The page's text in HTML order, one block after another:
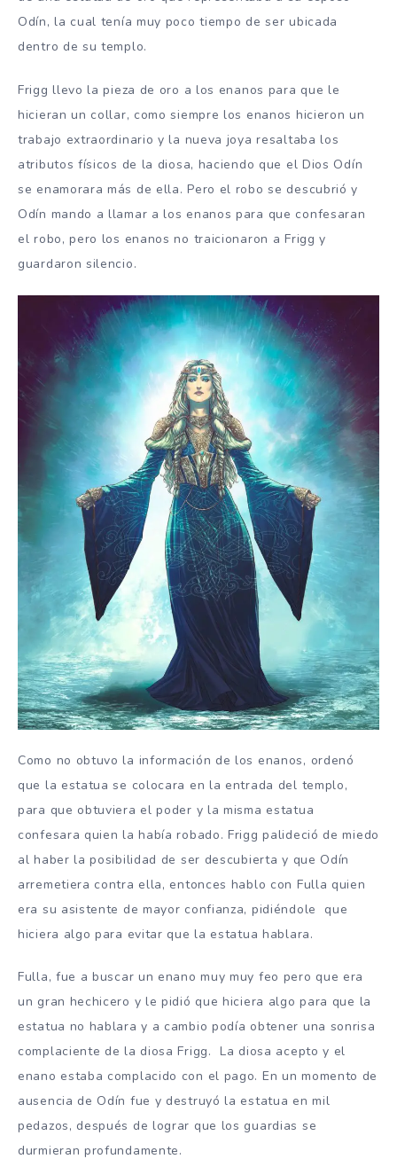
Odín, la cual tenía muy poco tiempo de ser ubicada
dentro de su templo.
Frigg llevo la pieza de oro a los enanos para que le
hicieran un collar, como siempre los enanos hicieron un
trabajo extraordinario y la nueva joya resaltaba los
atributos físicos de la diosa, haciendo que el Dios Odín
se enamorara más de ella. Pero el robo se descubrió y
Odín mando a llamar a los enanos para que confesaran
el robo, pero los enanos no traicionaron a Frigg y
guardaron silencio.
Como no obtuvo la información de los enanos, ordenó
que la estatua se colocara en la entrada del templo,
para que obtuviera el poder y la misma estatua
confesara quien la había robado. Frigg palideció de miedo
al haber la posibilidad de ser descubierta y que Odín
arremetiera contra ella, entonces hablo con Fulla quien
era su asistente de mayor confianza, pidiéndole que
hiciera algo para evitar que la estatua hablara.
Fulla, fue a buscar un enano muy muy feo pero que era
un gran hechicero y le pidió que hiciera algo para que la
estatua no hablara y a cambio podía obtener una sonrisa
complaciente de la diosa Frigg. La diosa acepto y el
enano estaba complacido con el pago. En un momento de
ausencia de Odín fue y destruyó la estatua en mil
pedazos, después de lograr que los guardias se
durmieran profundamente.